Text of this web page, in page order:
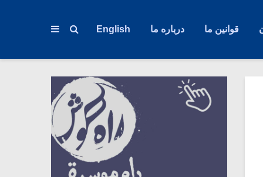
قوانین ما درباره ما English